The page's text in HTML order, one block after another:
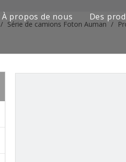
À propos de nous Des
/ Série de camions Foton Auman /